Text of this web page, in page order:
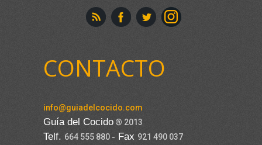
CONTACTO
info@guiadelcocido.com
Guía del Cocido ® 2013
Telf. 664 555 880- Fax 921 490 037